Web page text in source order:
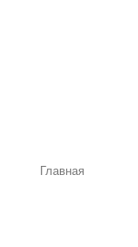
Главная